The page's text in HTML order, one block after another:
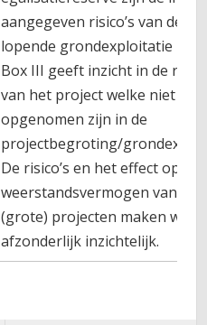
aangegeven risico’s van de
lopende grondexploitatie
Box III geeft inzicht in de
van het project welke niet
opgenomen zijn in de
projectbegroting/
De risico’s en het effect op het
weerstandsvermogen van
(grote) projecten maken we
afzonderlijk inzichtelijk.